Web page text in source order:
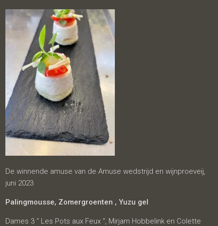
De winnende amuse van de Amuse wedstrijd en wijnproeveij,
juni 2023
Palingmousse, Zomergroenten , Yuzu gel
Dames 3 “ Les Pots aux Feux “, Mirjam Hobbelink en Colette